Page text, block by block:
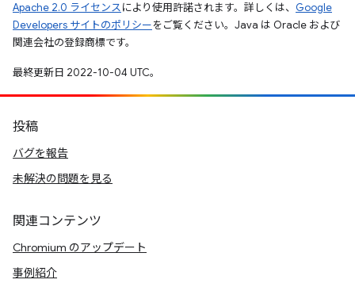
Apache 2.0 ライセンスにより使用許諾されます。詳しくは、 Google
Developers サイトのポリシーをご覧ください。Java は Oracle および
関連会社の登録商標です。
最終更新日 2022-10-04 UTC。
投稿
バグを報告
未解決の問題を見る
関連コンテンツ
Chromium のアップデート
事例紹介